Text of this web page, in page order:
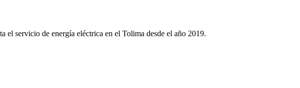
el servicio de energía eléctrica en el Tolima desde el año 2019.